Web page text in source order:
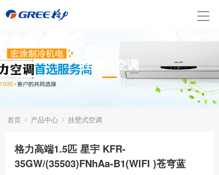
挂壁式空调
首页 产品中心 挂壁式空调
格力高端1.5匹 星宇 KFR-
35GW/(35503)FNhAa-B1(WIFI )苍穹蓝